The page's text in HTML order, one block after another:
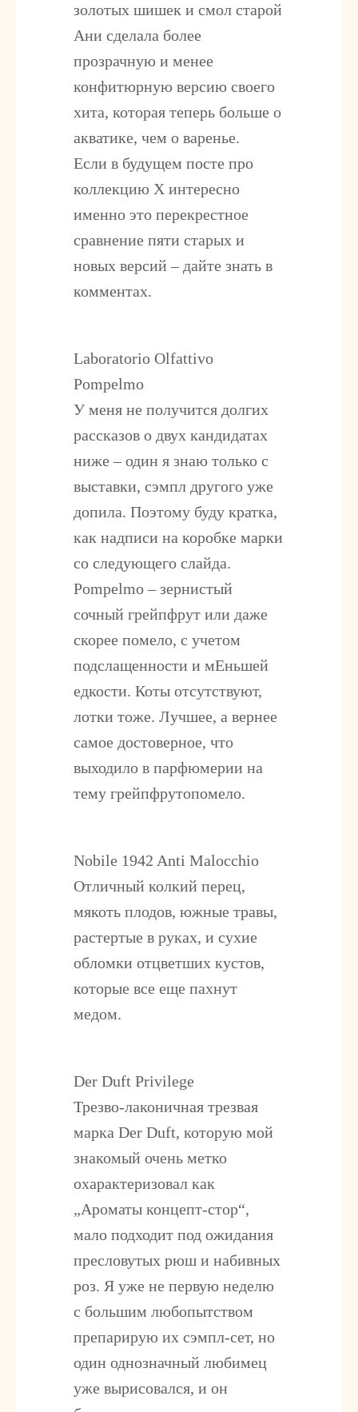
золотых шишек и смол старой
Ани сделала более
прозрачную и менее
конфитюрную версию своего
хита, которая теперь больше о
акватике, чем о варенье.
Если в будущем посте про
коллекцию Х интересно
именно это перекрестное
сравнение пяти старых и
новых версий – дайте знать в
комментах.
Laboratorio Olfattivo
Pompelmo
У меня не получится долгих
рассказов о двух кандидатах
ниже – один я знаю только с
выставки, сэмпл другого уже
допила. Поэтому буду кратка,
как надписи на коробке марки
со следующего слайда.
Pompelmo – зернистый
сочный грейпфрут или даже
скорее помело, с учетом
подслащенности и мЕньшей
едкости. Коты отсутствуют,
лотки тоже. Лучшее, а вернее
самое достоверное, что
выходило в парфюмерии на
тему грейпфрутопомело.
Nobile 1942 Anti Malocchio
Отличный колкий перец,
мякоть плодов, южные травы,
растертые в руках, и сухие
обломки отцветших кустов,
которые все еще пахнут
медом.
Der Duft Privilege
Трезво-лаконичная трезвая
марка Der Duft, которую мой
знакомый очень метко
охарактеризовал как
„Ароматы концепт-стор“,
мало подходит под ожидания
пресловутых рюш и набивных
роз. Я уже не первую неделю
с большим любопытством
препарирую их сэмпл-сет, но
один однозначный любимец
уже вырисовался, и он